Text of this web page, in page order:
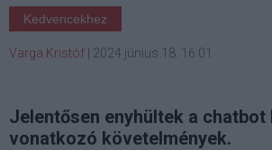
Kedvencekhez
Varga Kristóf 2024 június 18. 16:01
Jelentősen enyhültek a chatbot
vonatkozó követelmények.